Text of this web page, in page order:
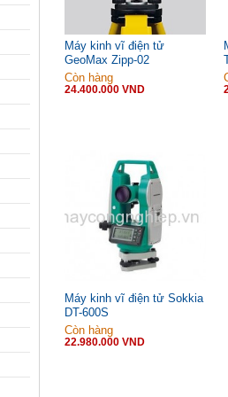
Máy kinh vĩ điện tử
GeoMax Zipp-02
Còn hàng
24.400.000 VND
Máy kinh vĩ điện tử Sokkia
DT-600S
Còn hàng
22.980.000 VND